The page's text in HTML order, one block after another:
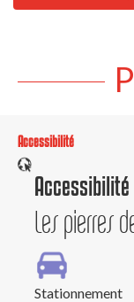
Accessibilité
Accessibilité
Les pierres
Stationnement